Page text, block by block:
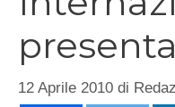
12 Aprile 2010 di